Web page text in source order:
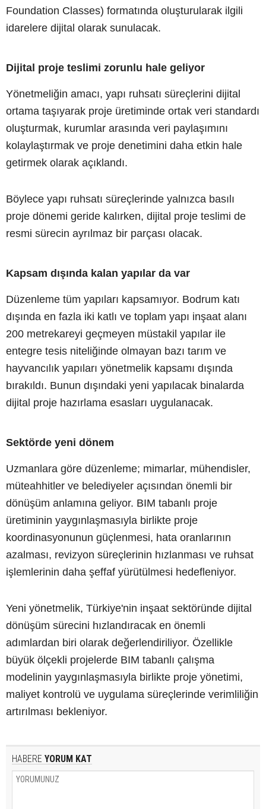
Foundation Classes) formatında oluşturularak ilgili
idarelere dijital olarak sunulacak.
Dijital proje teslimi zorunlu hale geliyor
Yönetmeliğin amacı, yapı ruhsatı süreçlerini dijital
ortama taşıyarak proje üretiminde ortak veri standardı
oluşturmak, kurumlar arasında veri paylaşımını
kolaylaştırmak ve proje denetimini daha etkin hale
getirmek olarak açıklandı.
Böylece yapı ruhsatı süreçlerinde yalnızca basılı
proje dönemi geride kalırken, dijital proje teslimi de
resmi sürecin ayrılmaz bir parçası olacak.
Kapsam dışında kalan yapılar da var
Düzenleme tüm yapıları kapsamıyor. Bodrum katı
dışında en fazla iki katlı ve toplam yapı inşaat alanı
200 metrekareyi geçmeyen müstakil yapılar ile
entegre tesis niteliğinde olmayan bazı tarım ve
hayvancılık yapıları yönetmelik kapsamı dışında
bırakıldı. Bunun dışındaki yeni yapılacak binalarda
dijital proje hazırlama esasları uygulanacak.
Sektörde yeni dönem
Uzmanlara göre düzenleme; mimarlar, mühendisler,
müteahhitler ve belediyeler açısından önemli bir
dönüşüm anlamına geliyor. BIM tabanlı proje
üretiminin yaygınlaşmasıyla birlikte proje
koordinasyonunun güçlenmesi, hata oranlarının
azalması, revizyon süreçlerinin hızlanması ve ruhsat
işlemlerinin daha şeffaf yürütülmesi hedefleniyor.
Yeni yönetmelik, Türkiye'nin inşaat sektöründe dijital
dönüşüm sürecini hızlandıracak en önemli
adımlardan biri olarak değerlendiriliyor. Özellikle
büyük ölçekli projelerde BIM tabanlı çalışma
modelinin yaygınlaşmasıyla birlikte proje yönetimi,
maliyet kontrolü ve uygulama süreçlerinde verimliliğin
artırılması bekleniyor.
HABERE YORUM KAT